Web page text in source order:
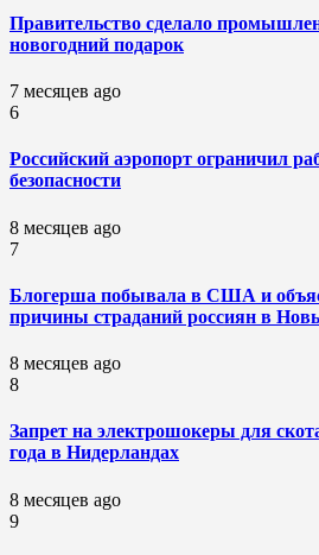
Правительство сделало
новогодний подарок
7 месяцев ago
6
Российский аэропорт ограничил
безопасности
8 месяцев ago
7
Блогерша побывала в США и
причины страданий россиян в
8 месяцев ago
8
Запрет на электрошокеры для
года в Нидерландах
8 месяцев ago
9